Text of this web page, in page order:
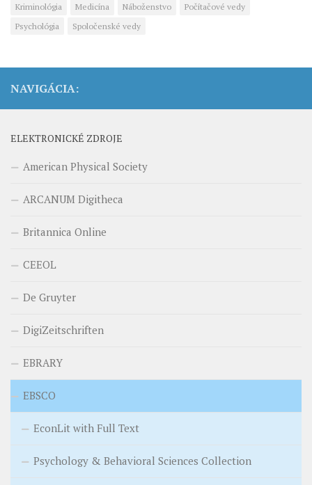
Kriminológia
Medicína Náboženstvo
Počítačové vedy
Psychológia
Spoločenské vedy
NAVIGÁCIA:
ELEKTRONICKÉ ZDROJE
American Physical Society
ARCANUM Digitheca
Britannica Online
CEEOL
De Gruyter
DigiZeitschriften
EBRARY
EBSCO
EconLit with Full Text
Psychology & Behavioral Sciences Collection